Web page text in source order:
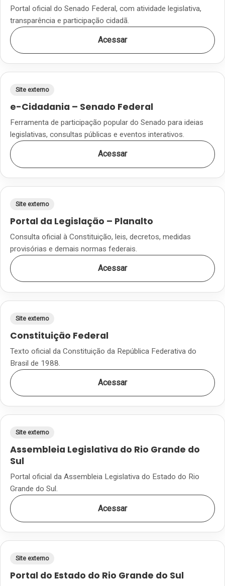
Portal oficial do Senado Federal, com atividade legislativa,
transparência e participação cidadã.
Acessar
Site externo
e-Cidadania – Senado Federal
Ferramenta de participação popular do Senado para ideias
legislativas, consultas públicas e eventos interativos.
Acessar
Site externo
Portal da Legislação – Planalto
Consulta oficial à Constituição, leis, decretos, medidas
provisórias e demais normas federais.
Acessar
Site externo
Constituição Federal
Texto oficial da Constituição da República Federativa do
Brasil de 1988.
Acessar
Site externo
Assembleia Legislativa do Rio Grande do
Sul
Portal oficial da Assembleia Legislativa do Estado do Rio
Grande do Sul.
Acessar
Site externo
Portal do Estado do Rio Grande do Sul